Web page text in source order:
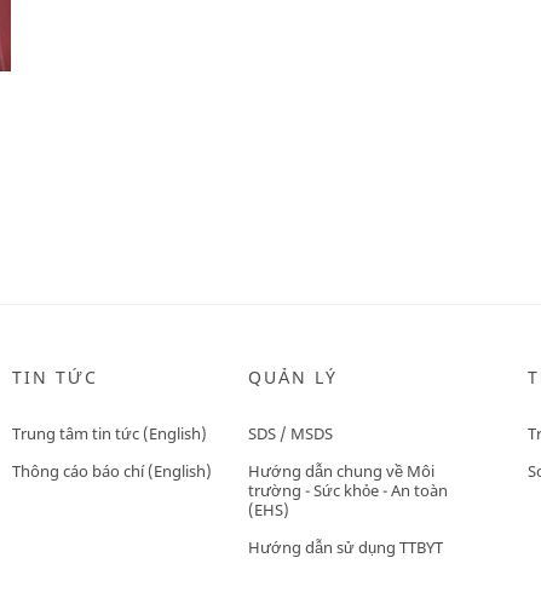
TIN TỨC
Trung tâm tin tức (English)
Thông cáo báo chí (English)
QUẢN LÝ
SDS / MSDS
Hướng dẫn chung về Môi
trường - Sức khỏe - An toàn
(EHS)
Hướng dẫn sử dụng TTBYT